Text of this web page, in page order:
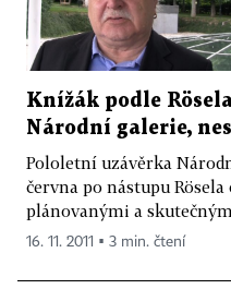
Knížák podle
Národní galerie,
Pololetní uzávěrka
června po nástupu
plánovanými a
16. 11. 2011 ▪ 3 min. čtení